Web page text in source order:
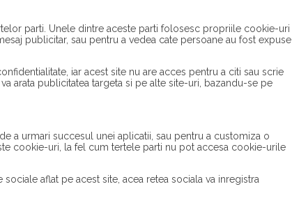
parti. Unele dintre aceste parti folosesc propriile cookie-uri
publicitar, sau pentru a vedea cate persoane au fost expuse
iar acest site nu are acces pentru a citi sau scrie
arata publicitatea targeta si pe alte site-uri, bazandu-se pe
a urmari succesul unei aplicatii, sau pentru a customiza o
cookie-uri, la fel cum tertele parti nu pot accesa cookie-urile
aflat pe acest site, acea retea sociala va inregistra